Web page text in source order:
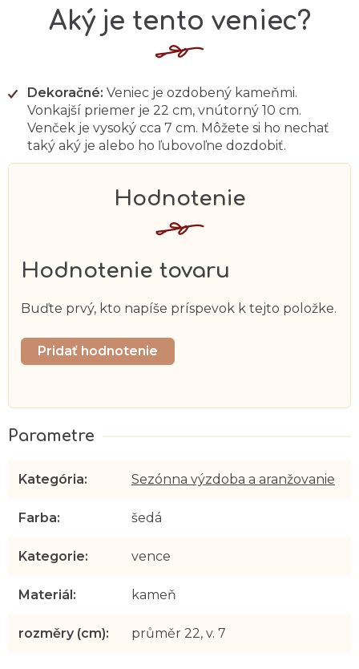
Aký je tento veniec?
Dekoračné: Veniec je ozdobený kameňmi.
Vonkajší priemer je 22 cm, vnútorný 10 cm.
Venček je vysoký cca 7 cm. Môžete si ho nechať
taký aký je alebo ho ľubovoľne dozdobiť.
Hodnotenie tovaru
Buďte prvý, kto napíše príspevok k tejto položke.
Pridať hodnotenie
Kategória: Sezónna výzdoba a aranžovanie
Farba: šedá
Kategorie: vence
Materiál: kameň
rozměry (cm): průměr 22, v. 7